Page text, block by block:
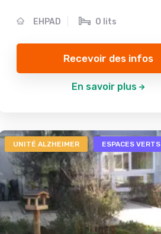
EHPAD 0 lits
Recevoir des infos
En savoir plus
UNITÉ ALZHEIMER ESPACES VERTS